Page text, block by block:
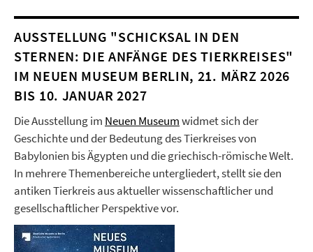
AUSSTELLUNG "SCHICKSAL IN DEN
STERNEN: DIE ANFÄNGE DES TIERKREISES"
IM NEUEN MUSEUM BERLIN, 21. MÄRZ 2026
BIS 10. JANUAR 2027
Die Ausstellung im Neuen Museumwidmet sich der
Geschichte und der Bedeutung des Tierkreises von
Babylonien bis Ägypten und die griechisch-römische Welt.
In mehrere Themenbereiche untergliedert, stellt sie den
antiken Tierkreis aus aktueller wissenschaftlicher und
gesellschaftlicher Perspektive vor.